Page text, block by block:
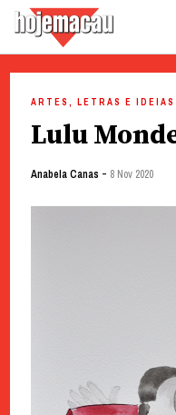
content
ARTES, LETRAS E IDEIAS
Lulu
Anabela Canas - 8 Nov 2020